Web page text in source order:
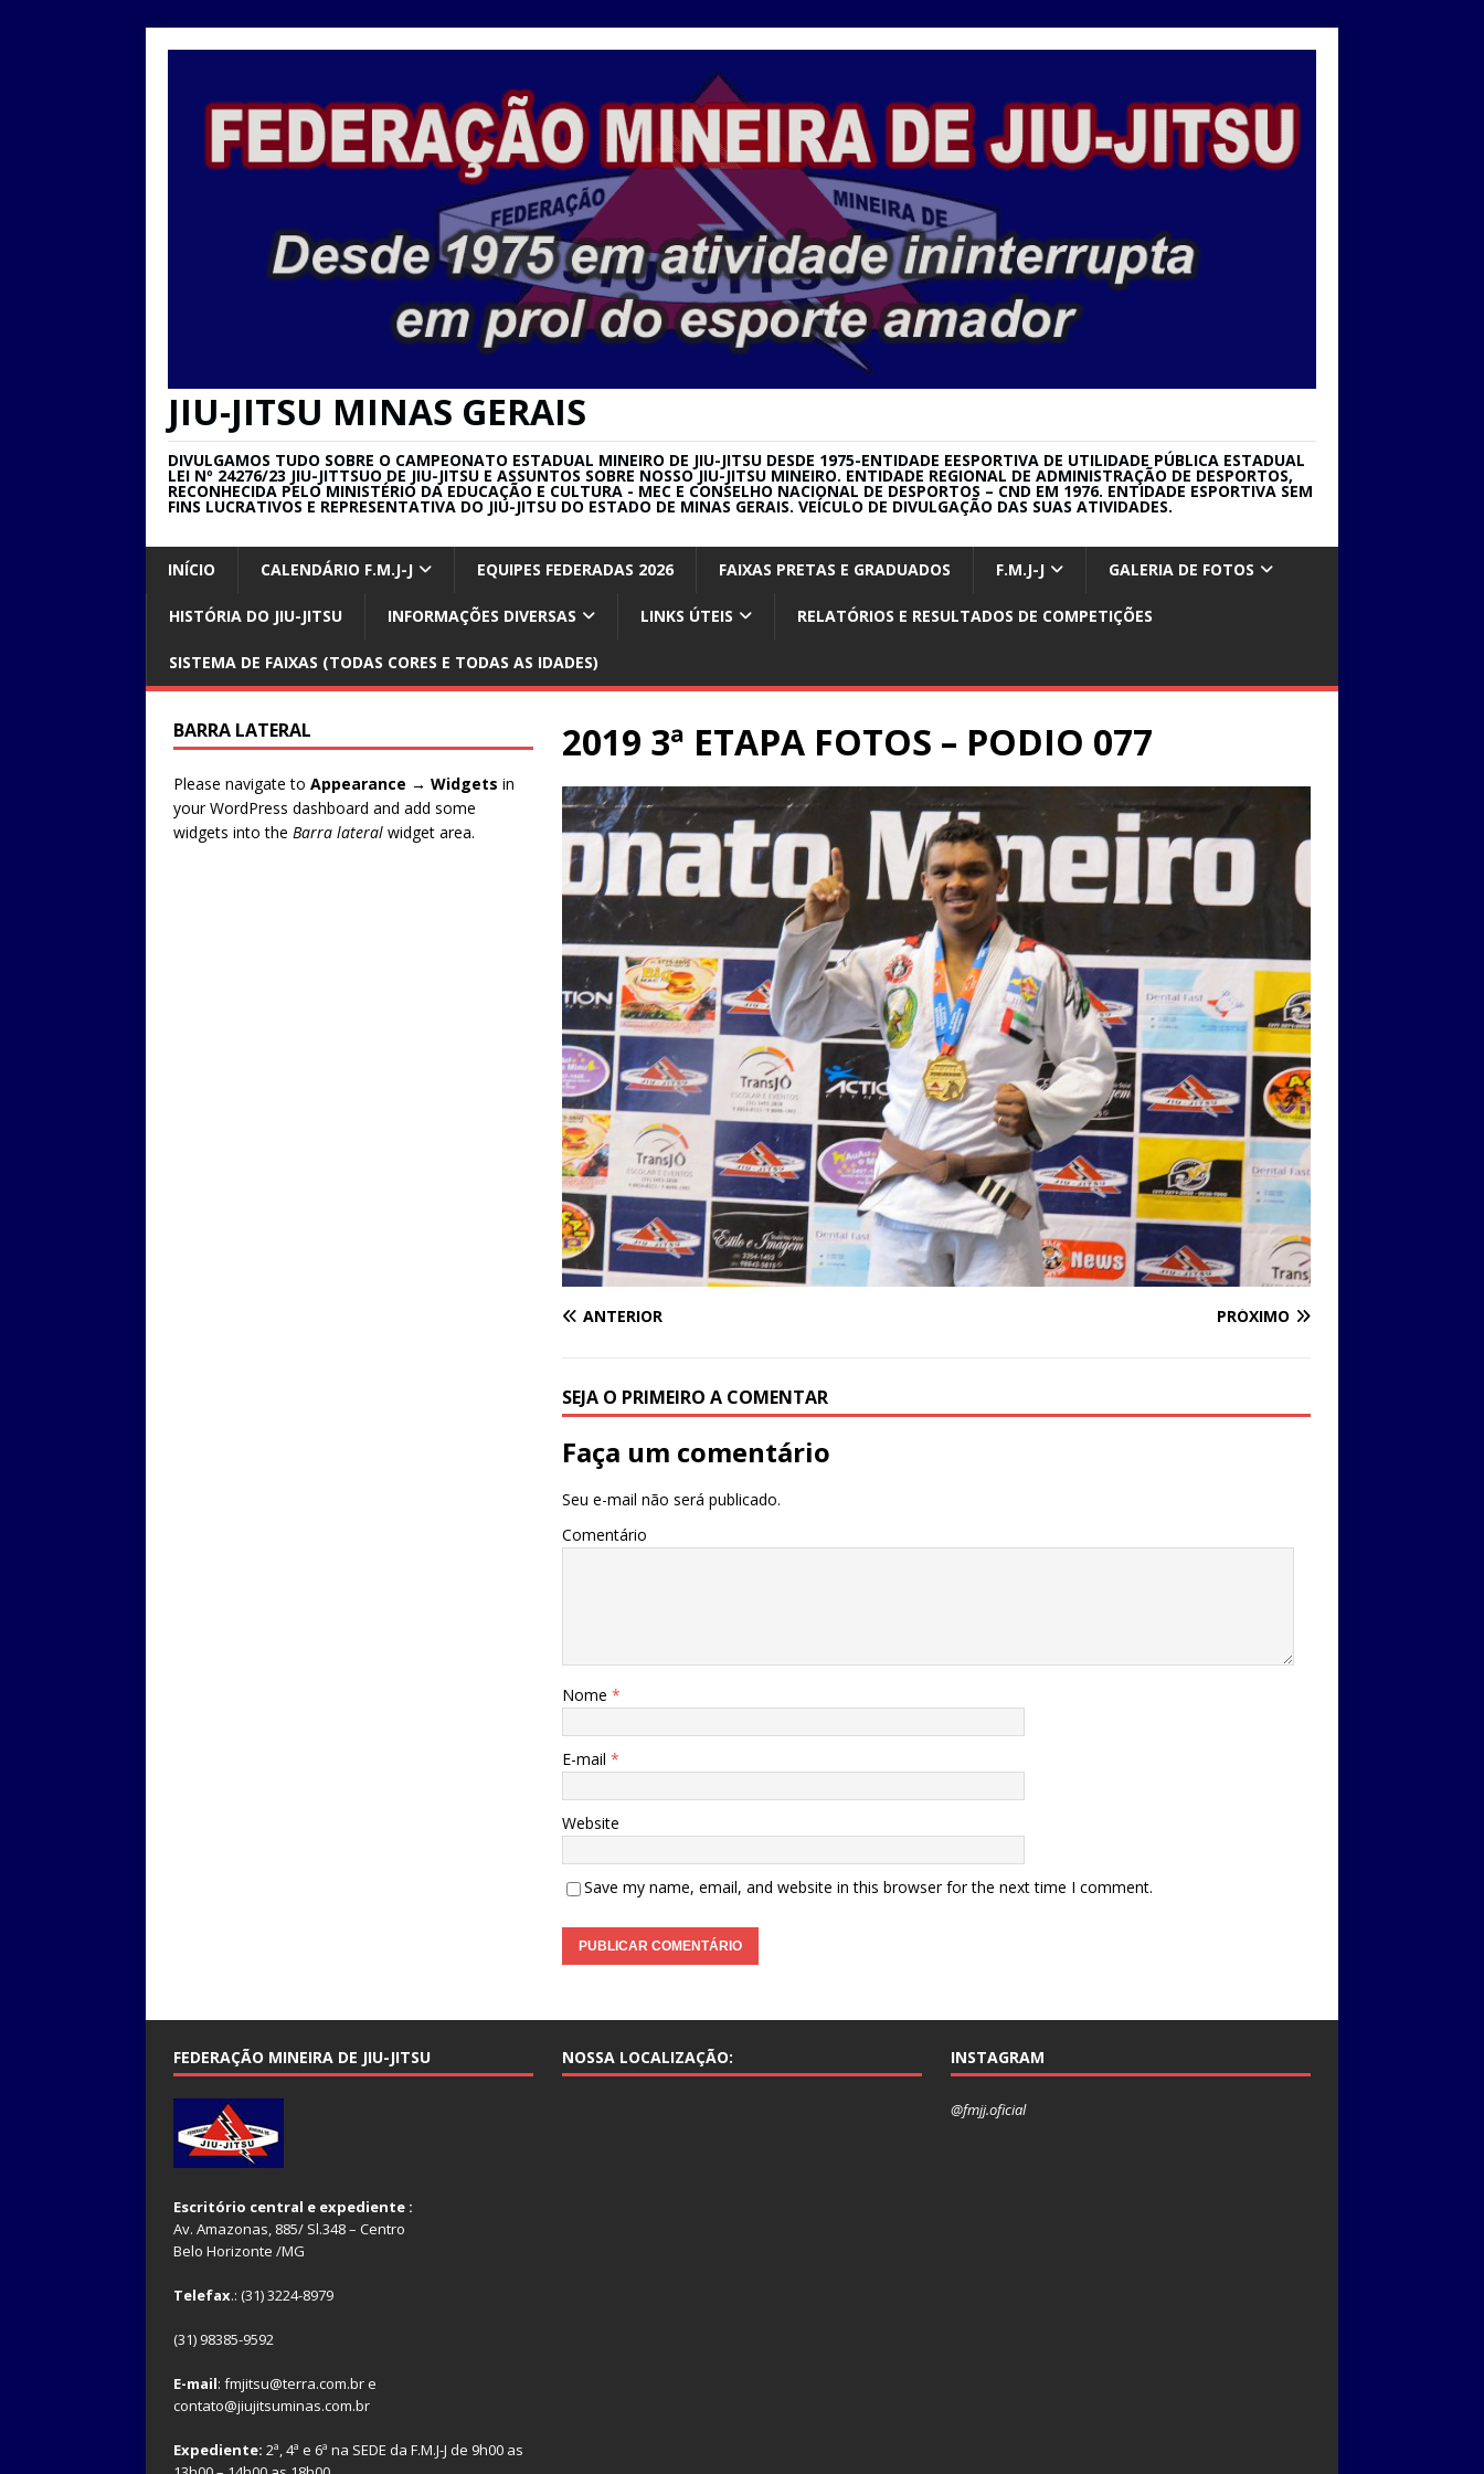
JIU-JITSU MINAS GERAIS
DIVULGAMOS TUDO SOBRE O CAMPEONATO ESTADUAL MINEIRO DE JIU-JITSU DESDE 1975-ENTIDADE EESPORTIVA DE UTILIDADE PÚBLICA ESTADUAL
LEI Nº 24276/23 JIU-JITTSUO DE JIU-JITSU E ASSUNTOS SOBRE NOSSO JIU-JITSU MINEIRO. ENTIDADE REGIONAL DE ADMINISTRAÇÃO DE DESPORTOS,
RECONHECIDA PELO MINISTÉRIO DA EDUCAÇÃO E CULTURA - MEC E CONSELHO NACIONAL DE DESPORTOS – CND EM 1976. ENTIDADE ESPORTIVA SEM
FINS LUCRATIVOS E REPRESENTATIVA DO JIU-JITSU DO ESTADO DE MINAS GERAIS. VEÍCULO DE DIVULGAÇÃO DAS SUAS ATIVIDADES.
INÍCIO CALENDÁRIO F.M.J-J EQUIPES FEDERADAS 2026 FAIXAS PRETAS E GRADUADOS F.M.J-J GALERIA DE FOTOS
HISTÓRIA DO JIU-JITSU INFORMAÇÕES DIVERSAS LINKS ÚTEIS RELATÓRIOS E RESULTADOS DE COMPETIÇÕES
SISTEMA DE FAIXAS (TODAS CORES E TODAS AS IDADES)
2019 3ª ETAPA FOTOS – PODIO 077
ANTERIOR PRÓXIMO
SEJA O PRIMEIRO A COMENTAR
Faça um comentário
Seu e-mail não será publicado.
Comentário
Nome *
E-mail *
Website
Save my name, email, and website in this browser for the next time I comment.
BARRA LATERAL
Please navigate to Appearance → Widgets in
your WordPress dashboard and add some
widgets into the Barra lateral widget area.
FEDERAÇÃO MINEIRA DE JIU-JITSU
Escritório central e expediente :
Av. Amazonas, 885/ Sl.348 – Centro
Belo Horizonte /MG
Telefax.: (31) 3224-8979
(31) 98385-9592
E-mail: fmjitsu@terra.com.br e
contato@jiujitsuminas.com.br
Expediente: 2ª, 4ª e 6ª na SEDE da F.M.J-J de 9h00 as
NOSSA LOCALIZAÇÃO: INSTAGRAM
@fmjj.oficial